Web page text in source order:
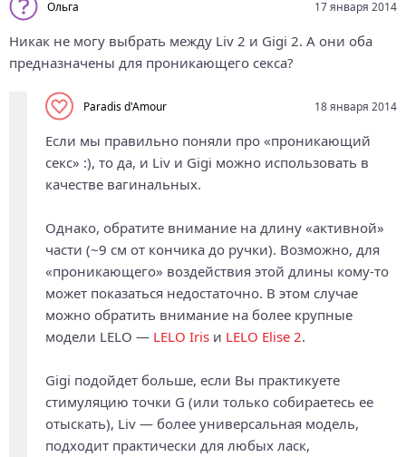
Ольга 17 января 2014
Никак не могу выбрать между Liv 2 и Gigi 2. А они оба
предназначены для проникающего секса?
Paradis d'Amour 18 января 2014
Если мы правильно поняли про «проникающий
секс» :), то да, и Liv и Gigi можно использовать в
качестве вагинальных.
Однако, обратите внимание на длину «активной»
части (~9 см от кончика до ручки). Возможно, для
«проникающего» воздействия этой длины кому-то
может показаться недостаточно. В этом случае
можно обратить внимание на более крупные
модели LELO — LELO Iris и LELO Elise 2.
Gigi подойдет больше, если Вы практикуете
стимуляцию точки G (или только собираетесь ее
отыскать), Liv — более универсальная модель,
подходит практически для любых ласк,